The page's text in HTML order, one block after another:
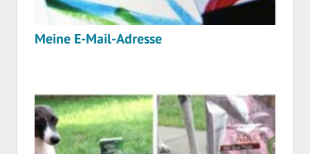
Meine E-Mail-Adresse